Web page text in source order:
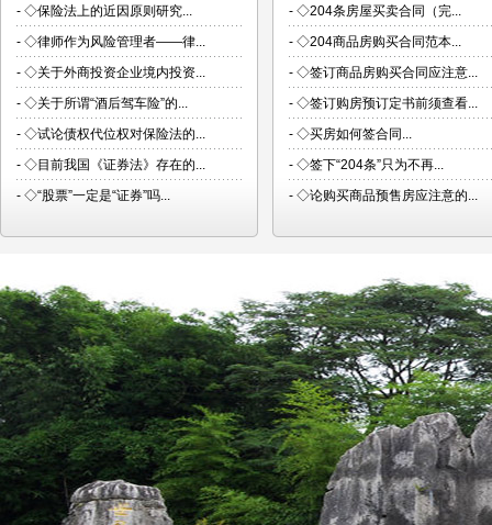
- ◇保险法上的近因原则研究...
- ◇律师作为风险管理者——律...
- ◇关于外商投资企业境内投资...
- ◇关于所谓“酒后驾车险”的...
- ◇试论债权代位权对保险法的...
- ◇目前我国《证券法》存在的...
- ◇“股票”一定是“证券”吗...
- ◇204条房屋买卖合同（完...
- ◇204商品房购买合同范本...
- ◇签订商品房购买合同应注意...
- ◇签订购房预订定书前须查看...
- ◇买房如何签合同...
- ◇签下“204条”只为不再...
- ◇论购买商品预售房应注意的...